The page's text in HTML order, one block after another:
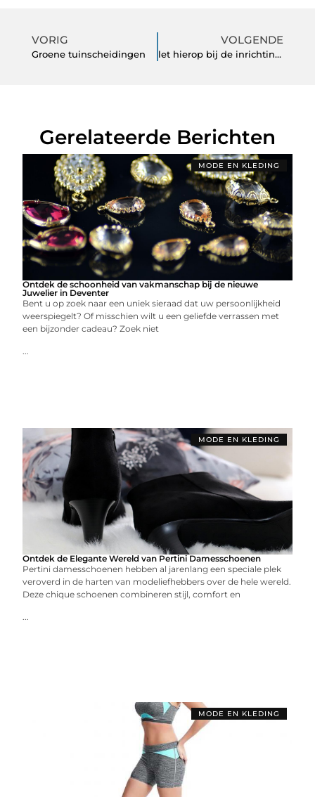
VORIG
Groene tuinscheidingen
VOLGENDE
let hierop bij de inrichting van je tuinkantoor
Gerelateerde Berichten
MODE EN KLEDING
Ontdek de schoonheid van vakmanschap bij de nieuwe
Juwelier in Deventer
Bent u op zoek naar een uniek sieraad dat uw persoonlijkheid
weerspiegelt? Of misschien wilt u een geliefde verrassen met
een bijzonder cadeau? Zoek niet
...
MODE EN KLEDING
Ontdek de Elegante Wereld van Pertini Damesschoenen
Pertini damesschoenen hebben al jarenlang een speciale plek
veroverd in de harten van modeliefhebbers over de hele wereld.
Deze chique schoenen combineren stijl, comfort en
...
MODE EN KLEDING